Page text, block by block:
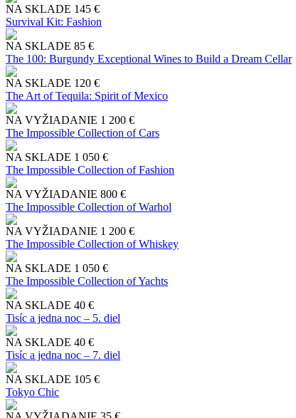
NA SKLADE 145 €
Survival Kit: Fashion
NA SKLADE 85 €
The 100: Burgundy Exceptional Wines to Build a Dream Cellar
NA SKLADE 120 €
The Art of Tequila: Spirit of Mexico
NA VYŽIADANIE 1 200 €
The Impossible Collection of Cars
NA SKLADE 1 050 €
The Impossible Collection of Fashion
NA VYŽIADANIE 800 €
The Impossible Collection of Warhol
NA VYŽIADANIE 1 200 €
The Impossible Collection of Whiskey
NA SKLADE 1 050 €
The Impossible Collection of Yachts
NA SKLADE 40 €
Tisíc a jedna noc – 5. diel
NA SKLADE 40 €
Tisíc a jedna noc – 7. diel
NA SKLADE 105 €
Tokyo Chic